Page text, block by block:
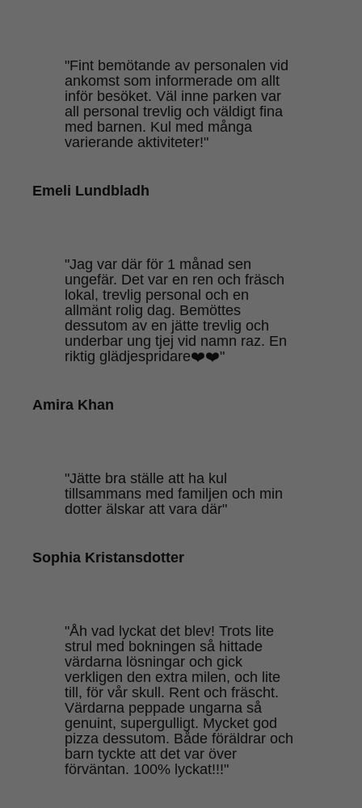
"Fint bemötande av personalen vid
ankomst som informerade om allt
inför besöket. Väl inne parken var
all personal trevlig och väldigt fina
med barnen. Kul med många
varierande aktiviteter!"
Emeli Lundbladh
"Jag var där för 1 månad sen
ungefär. Det var en ren och fräsch
lokal, trevlig personal och en
allmänt rolig dag. Bemöttes
dessutom av en jätte trevlig och
underbar ung tjej vid namn raz. En
riktig glädjespridare❤️❤️"
Amira Khan
"Jätte bra ställe att ha kul
tillsammans med familjen och min
dotter älskar att vara där"
Sophia Kristansdotter
"Åh vad lyckat det blev! Trots lite
strul med bokningen så hittade
värdarna lösningar och gick
verkligen den extra milen, och lite
till, för vår skull. Rent och fräscht.
Värdarna peppade ungarna så
genuint, supergulligt. Mycket god
pizza dessutom. Både föräldrar och
barn tyckte att det var över
förväntan. 100% lyckat!!!"